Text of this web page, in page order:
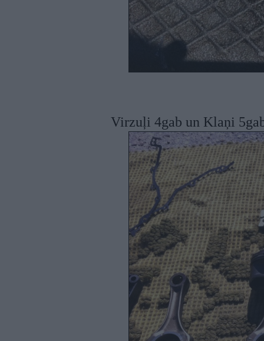
Virzuļi 4gab un Klaņi